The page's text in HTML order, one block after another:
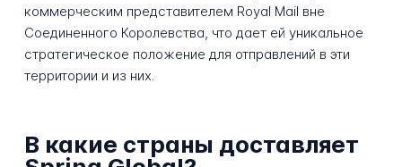
коммерческим представителем Royal Mail вне
Соединенного Королевства, что дает ей уникальное
стратегическое положение для отправлений в эти
территории и из них.
В какие страны доставляет